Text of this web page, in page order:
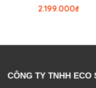
₫
2.199.000
CÔNG TY TNHH ECO